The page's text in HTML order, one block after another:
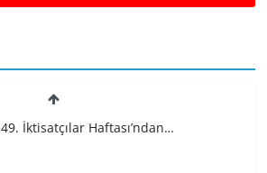
49. İktisatçılar Haftası’ndan…